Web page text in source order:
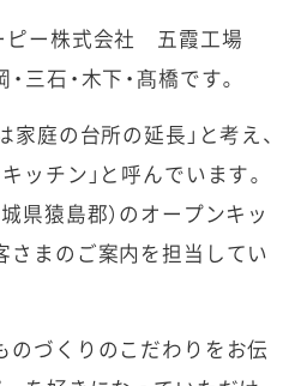
ピー株式会社 五霞工場
三石・木下・髙橋です。
家庭の台所の延長」と考え、
ッチン」と呼んでいます。
県猿島郡）のオープンキッ
さまのご案内を担当してい
のづくりのこだわりをお伝